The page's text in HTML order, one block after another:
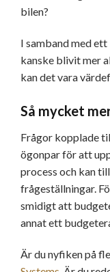
bilen?
I samband med
kanske blivit mer
kan det vara
Så mycket
Frågor kopplade
ögonpar för att
process och kan
frågeställningar.
smidigt att
annat ett
Är du nyfiken på